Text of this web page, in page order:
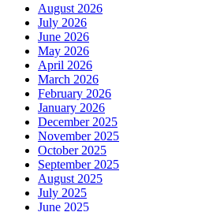
August 2026
July 2026
June 2026
May 2026
April 2026
March 2026
February 2026
January 2026
December 2025
November 2025
October 2025
September 2025
August 2025
July 2025
June 2025